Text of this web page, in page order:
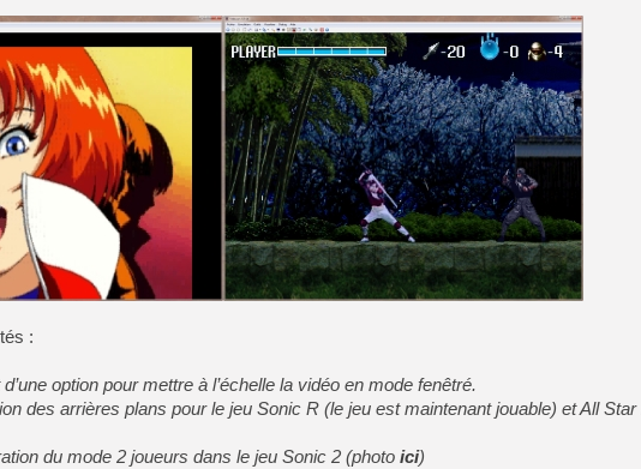
[GK] Déjà des
[Mo5] Brickboy cherche à
[GK] Minecraft et ses «
[GK] Beast of
[GK] Ubisoft : fin de partie
[GK] Mémoire cash -
[GK] Dan Houser (GTA)
[GK] Comment EA Sports
[GK] Crimson Moon : un
[GK] Isle of Reveries : le
[GK] Moonlighter 2 : The
[GK] Capcom relance
[Mo5] Deux inédits du
[LTF] Eté 2026 - Séquence 6
:
option pour mettre à l’échelle la vidéo en mode fenêtré.
des arrières plans pour le jeu Sonic R (le jeu est maintenant jouable) et All
du mode 2 joueurs dans le jeu Sonic 2 (photo ici)